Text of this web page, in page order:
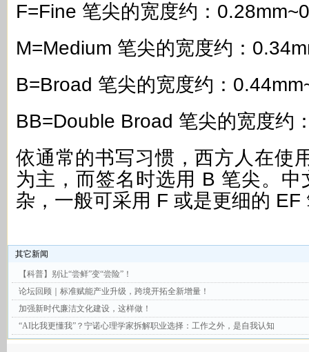
F=Fine 笔尖的宽度约：
M=Medium 笔尖的宽度约：
B=Broad 笔尖的宽度约：
BB=Double Broad 笔尖的宽度约
依通常的书写习惯，西方人在使
为主，而签名时选用 B 笔尖。
杂，一般可采用 F 或是更细的 EF
其它新闻
【科普】别让“尝鲜”变“尝险”！
论坛回顾｜标准赋能产业升级，跨境开拓全新增量！
加强新时代廉洁文化建设，这样做！
“AI比我更懂我”？宁诺心理学家拆解职业选择：工作之外，是自我认知